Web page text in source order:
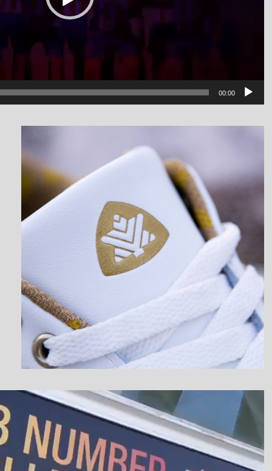
00:00
نمایشگر
ویدیو